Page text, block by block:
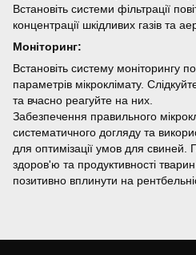
Встановіть системи фільтрації
концентрації шкідливих газів та
Моніторинг:
Встановіть систему моніторингу
параметрів мікроклімату.
та вчасно реагуйте на них.
Забезпечення правильного
систематичного догляду та
для оптимізації умов для свиней.
здоров'ю та продуктивності
позитивно вплинути на